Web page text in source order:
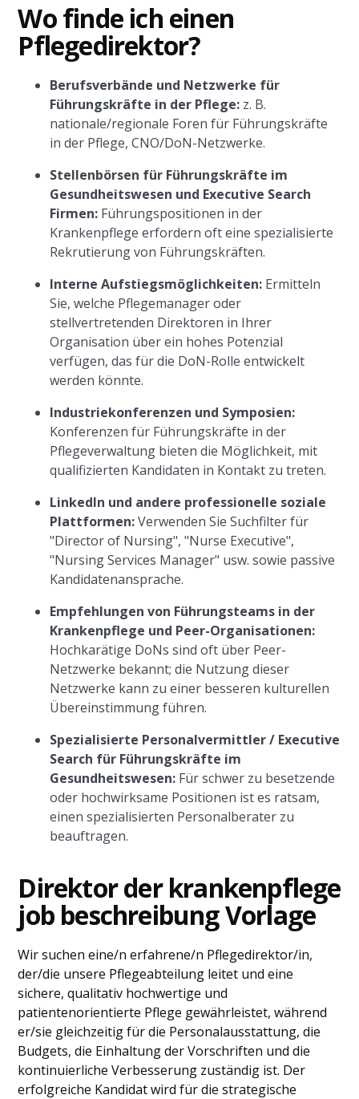
Wo finde ich einen
Pflegedirektor?
Berufsverbände und Netzwerke für
Führungskräfte in der Pflege: z. B.
nationale/regionale Foren für Führungskräfte
in der Pflege, CNO/DoN-Netzwerke.
Stellenbörsen für Führungskräfte im
Gesundheitswesen und Executive Search
Firmen: Führungspositionen in der
Krankenpflege erfordern oft eine spezialisierte
Rekrutierung von Führungskräften.
Interne Aufstiegsmöglichkeiten: Ermitteln
Sie, welche Pflegemanager oder
stellvertretenden Direktoren in Ihrer
Organisation über ein hohes Potenzial
verfügen, das für die DoN-Rolle entwickelt
werden könnte.
Industriekonferenzen und Symposien:
Konferenzen für Führungskräfte in der
Pflegeverwaltung bieten die Möglichkeit, mit
qualifizierten Kandidaten in Kontakt zu treten.
LinkedIn und andere professionelle soziale
Plattformen:Verwenden Sie Suchfilter für
"Director of Nursing", "Nurse Executive",
"Nursing Services Manager" usw. sowie passive
Kandidatenansprache.
Empfehlungen von Führungsteams in der
Krankenpflege und Peer-Organisationen:
Hochkarätige DoNs sind oft über Peer-
Netzwerke bekannt; die Nutzung dieser
Netzwerke kann zu einer besseren kulturellen
Übereinstimmung führen.
Spezialisierte Personalvermittler / Executive
Search für Führungskräfte im
Gesundheitswesen: Für schwer zu besetzende
oder hochwirksame Positionen ist es ratsam,
einen spezialisierten Personalberater zu
beauftragen.
Direktor der krankenpflege
job beschreibung Vorlage
Wir suchen eine/n erfahrene/n Pflegedirektor/in,
der/die unsere Pflegeabteilung leitet und eine
sichere, qualitativ hochwertige und
patientenorientierte Pflege gewährleistet, während
er/sie gleichzeitig für die Personalausstattung, die
Budgets, die Einhaltung der Vorschriften und die
kontinuierliche Verbesserung zuständig ist. Der
erfolgreiche Kandidat wird für die strategische